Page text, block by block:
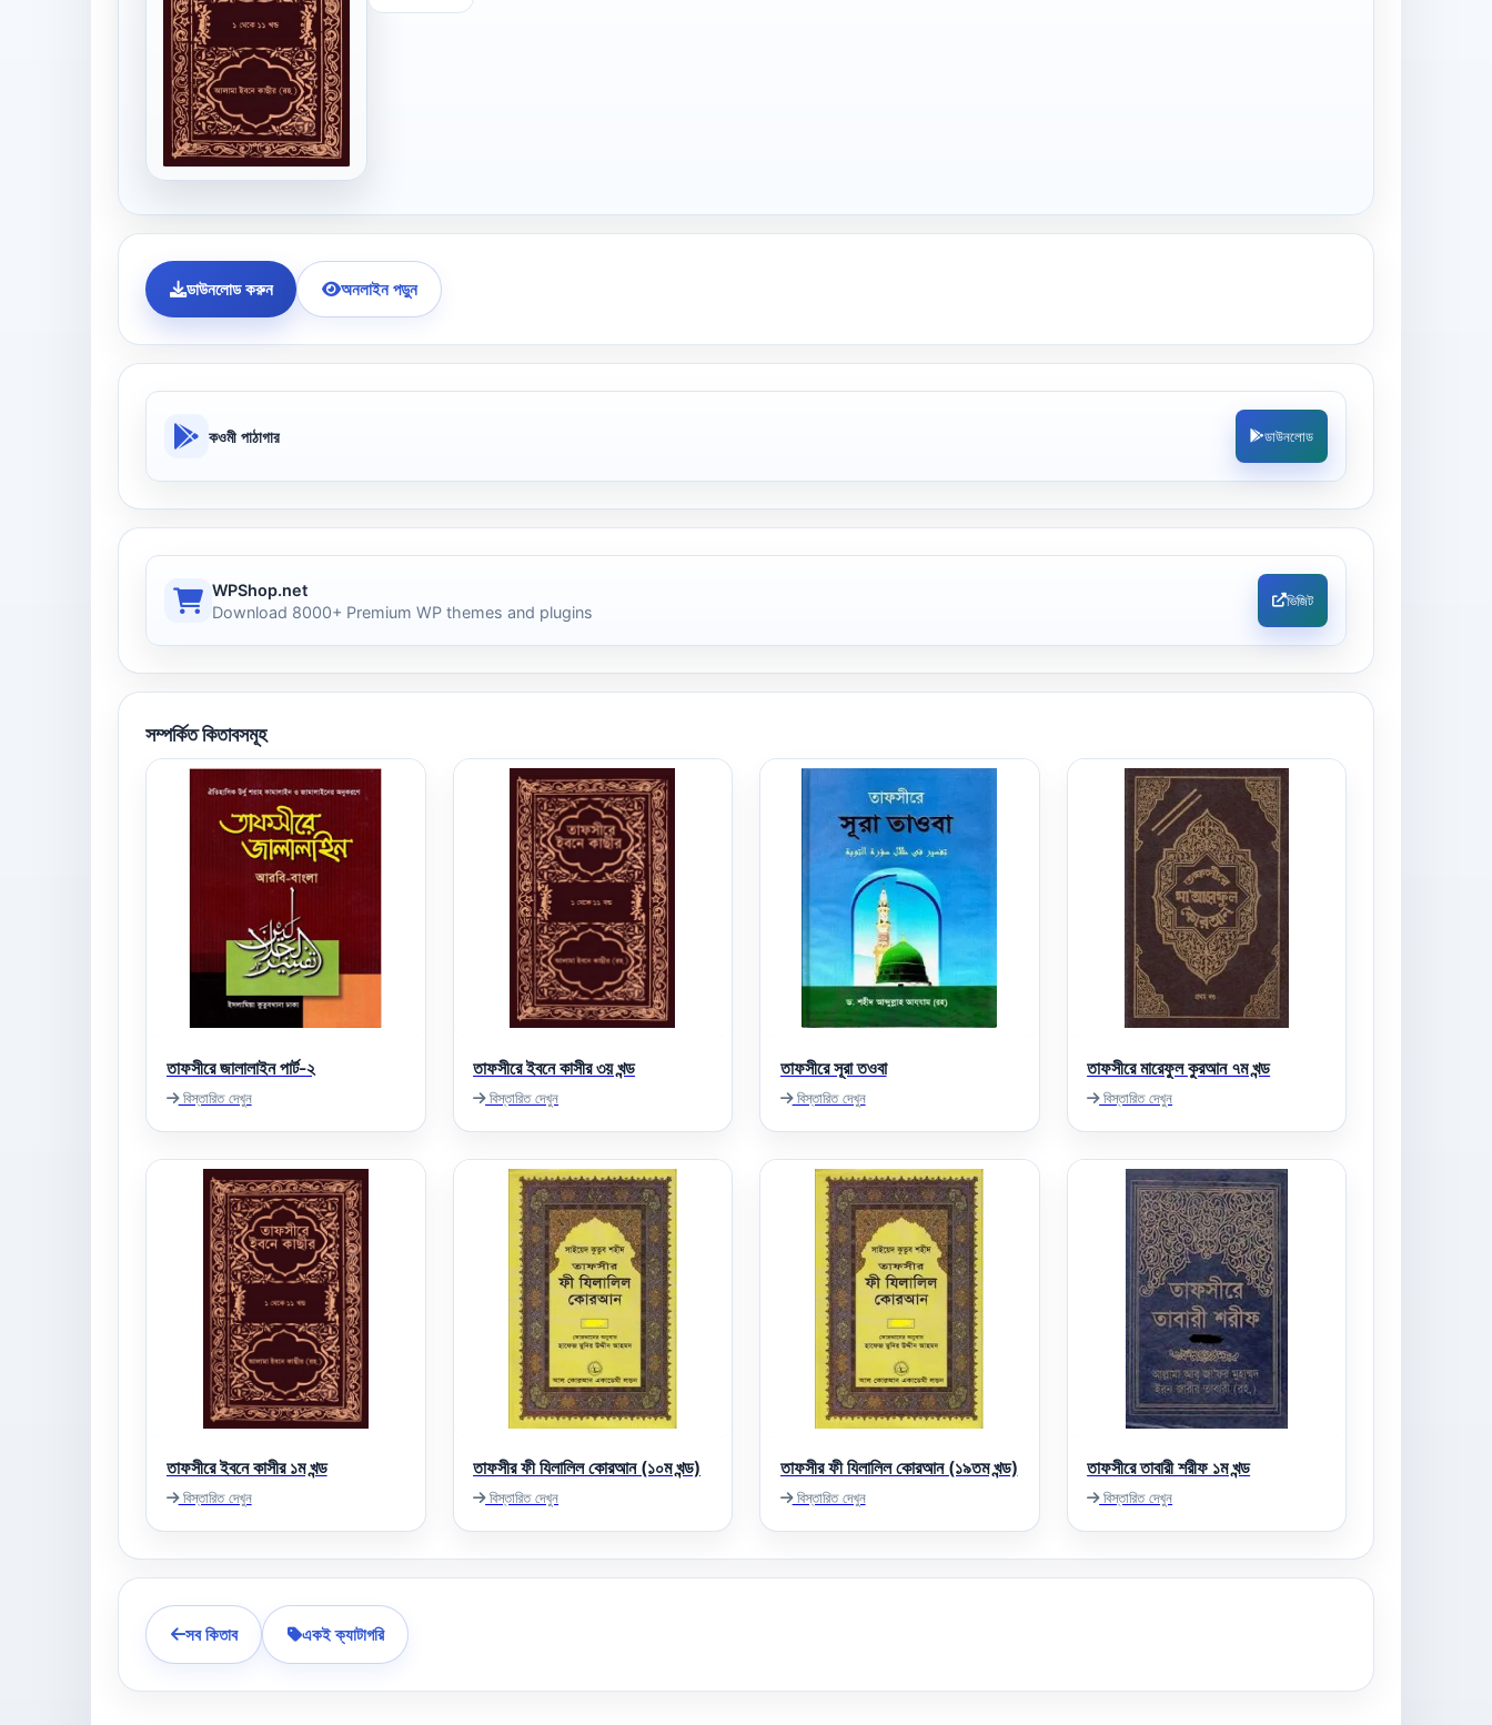
ডাউনলোড করুন অনলাইন পড়ুন
কওমী পাঠাগার ডাউনলোড
WPShop.net
Download 8000+ Premium WP themes and plugins
ভিজিট
সম্পর্কিত কিতাবসমূহ
তাফসীরে জালালাইন পার্ট-২
বিস্তারিত দেখুন
তাফসীরে ইবনে কাসীর ৩য় খন্ড
বিস্তারিত দেখুন
তাফসীরে সূরা তওবা
বিস্তারিত দেখুন
তাফসীরে মারেফুল কুরআন ৭ম খন্ড
বিস্তারিত দেখুন
তাফসীরে ইবনে কাসীর ১ম খন্ড
বিস্তারিত দেখুন
তাফসীর ফী যিলালিল কোরআন (১০ম খন্ড)
বিস্তারিত দেখুন
তাফসীর ফী যিলালিল কোরআন (১৯তম খন্ড)
বিস্তারিত দেখুন
তাফসীরে তাবারী শরীফ ১ম খন্ড
বিস্তারিত দেখুন
সব কিতাব একই ক্যাটাগরি